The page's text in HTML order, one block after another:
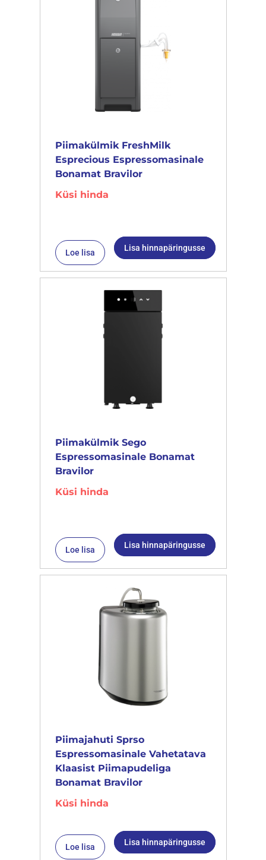
Piimakülmik FreshMilk
Esprecious Espressomasinale
Bonamat Bravilor
Küsi hinda
Loe lisa Lisa hinnapäringusse
Piimakülmik Sego
Espressomasinale Bonamat
Bravilor
Küsi hinda
Loe lisa Lisa hinnapäringusse
Piimajahuti Sprso
Espressomasinale Vahetatava
Klaasist Piimapudeliga
Bonamat Bravilor
Küsi hinda
Loe lisa Lisa hinnapäringusse